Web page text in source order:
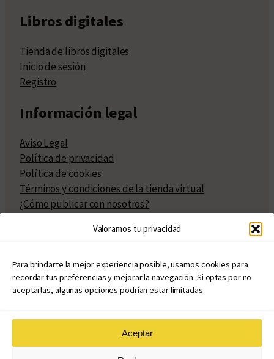
Valoramos tu privacidad
Para brindarte la mejor experiencia posible, usamos cookies para
recordar tus preferencias y mejorar la navegación. Si optas por no
aceptarlas, algunas opciones podrían estar limitadas.
Aceptar
Libros digitales
Tienda de libros digitales
Inicio de sesión
Registro
Información legal
Aviso Legal
Política de privacidad
Política de cookies
Términos y condiciones de la tienda virtual
¿Cómo publicar con nosotros?
Políticas de publicación
Políticas de coedición
Atribuciones